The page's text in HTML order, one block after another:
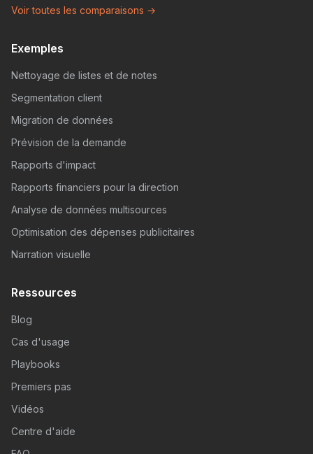
Voir toutes les comparaisons →
Exemples
Nettoyage de listes et de notes
Segmentation client
Migration de données
Prévision de la demande
Rapports d'impact
Rapports financiers pour la direction
Analyse de données multisources
Optimisation des dépenses publicitaires
Narration visuelle
Ressources
Blog
Cas d'usage
Playbooks
Premiers pas
Vidéos
Centre d'aide